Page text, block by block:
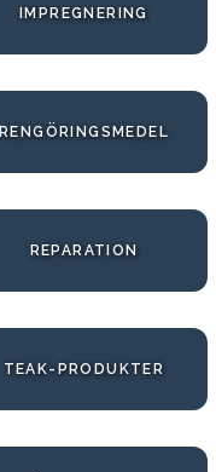
IMPREGNERING
RENGÖRINGSMEDEL
REPARATION
TEAK-PRODUKTER